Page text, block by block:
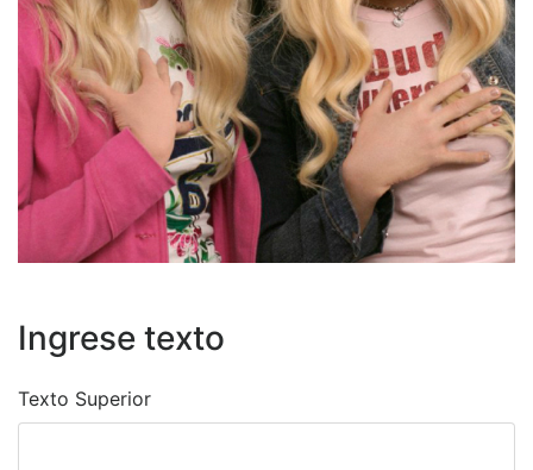
Ingrese texto
Texto Superior